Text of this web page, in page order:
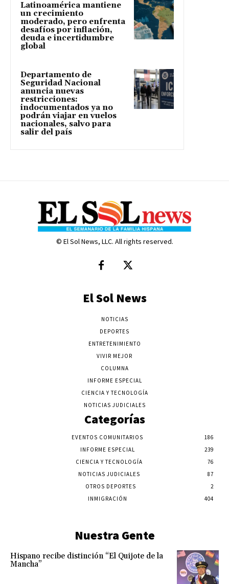
Latinoamérica mantiene
un crecimiento
moderado, pero enfrenta
desafíos por inflación,
deuda e incertidumbre
global
Departamento de
Seguridad Nacional
anuncia nuevas
restricciones:
indocumentados ya no
podrán viajar en vuelos
nacionales, salvo para
salir del país
© El Sol News, LLC. All rights reserved.
El Sol News
NOTICIAS
DEPORTES
ENTRETENIMIENTO
VIVIR MEJOR
COLUMNA
INFORME ESPECIAL
CIENCIA Y TECNOLOGÍA
NOTICIAS JUDICIALES
Categorías
EVENTOS COMUNITARIOS
186
INFORME ESPECIAL
239
CIENCIA Y TECNOLOGÍA
76
NOTICIAS JUDICIALES
87
OTROS DEPORTES
2
INMIGRACIÓN
404
Nuestra Gente
Hispano recibe distinción “El Quijote de la
Mancha”